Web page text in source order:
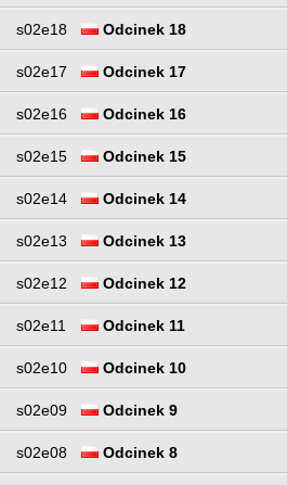
s02e18 Odcinek 18
s02e17 Odcinek 17
s02e16 Odcinek 16
s02e15 Odcinek 15
s02e14 Odcinek 14
s02e13 Odcinek 13
s02e12 Odcinek 12
s02e11 Odcinek 11
s02e10 Odcinek 10
s02e09 Odcinek 9
s02e08 Odcinek 8